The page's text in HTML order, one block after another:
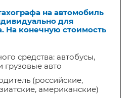
на автомобиль
для
На конечную стоимость
средства: автобусы,
грузовые авто
(российские,
американские)